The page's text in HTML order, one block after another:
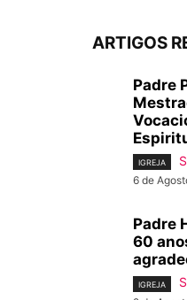
ARTIGOS
Padre
IGREJA
6 de
Padre
60
IGREJA